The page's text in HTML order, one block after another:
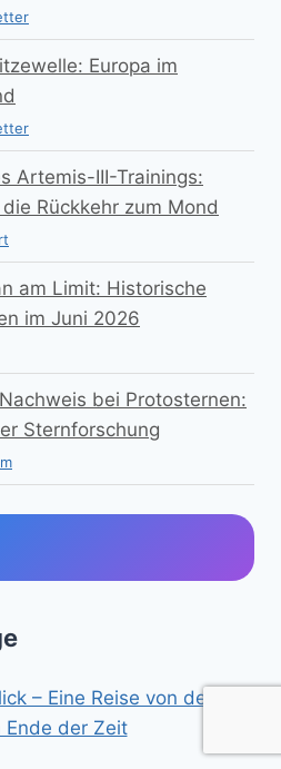
Europa im
Artemis-III-Trainings:
Rückkehr zum Mond
am Limit: Historische
im Juni 2026
bei Protosternen:
Sternforschung
– Eine Reise von den
Ende der Zeit